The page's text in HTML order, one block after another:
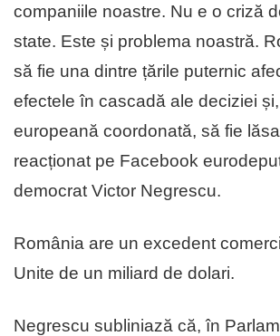
companiile noastre. Nu e o criză
state. Este și problema noastră.
să fie una dintre țările puternic
efectele în cascadă ale deciziei
europeană coordonată, să fie
reacționat pe Facebook
democrat Victor Negrescu.
România are un excedent
Unite de un miliard de dolari.
Negrescu subliniază că, în